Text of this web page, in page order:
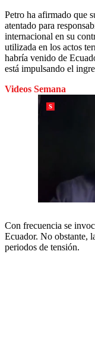
Petro ha afirmado que
atentado para
internacional en su
utilizada en los actos
habría venido de
está impulsando el
Videos Semana
Con frecuencia se
Ecuador. No obstante,
periodos de tensión.